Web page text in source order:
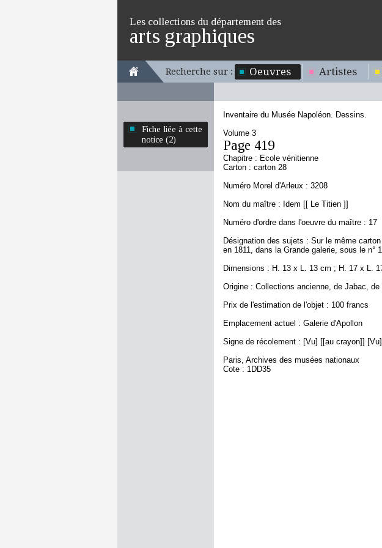
Les collections du département des
arts graphiques
Recherche sur : Oeuvres Artistes
Fiche liée à cette
notice (2)
Inventaire du Musée Napoléon. Dessins.
Volume 3
Page 419
Chapitre : Ecole vénitienne
Carton : carton 28
Numéro Morel d'Arleux : 3208
Nom du maître : Idem [[ Le Titien ]]
Numéro d'ordre dans l'oeuvre du maître : 17
Désignation des sujets : Sur le même
en 1811, dans la Grande galerie, sous le n°
Dimensions : H. 13 x L. 13 cm ; H. 17 x L.
Origine : Collections ancienne, de Jabac,
Prix de l'estimation de l'objet : 100 francs
Emplacement actuel : Galerie d'Apollon
Signe de récolement : [Vu] [[au crayon]]
Paris, Archives des musées nationaux
Cote : 1DD35